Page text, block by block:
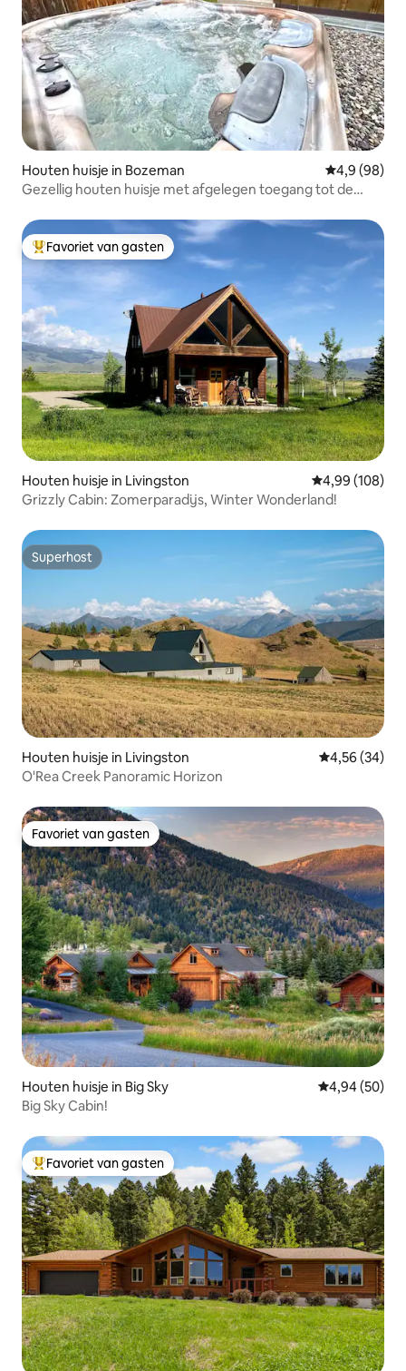
Houten huisje in Bozeman Gemiddelde
4,9 (98)
Gezellig houten huisje met afgelegen toegang tot de
Topfavoriet van gasten
Favoriet van gasten
Houten huisje in Livingston Gemiddelde
4,99 (108)
Grizzly Cabin: Zomerparadijs, Winter Wonderland!
Superhost
Superhost
Houten huisje in Livingston Gemiddelde
4,56 (34)
O'Rea Creek Panoramic Horizon
Favoriet van gasten
Favoriet van gasten
Houten huisje in Big Sky Gemiddelde
4,94 (50)
Big Sky Cabin!
Topfavoriet van gasten
Favoriet van gasten